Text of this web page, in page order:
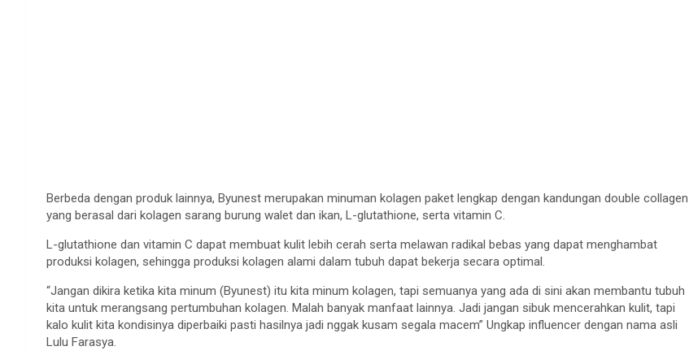
Berbeda dengan produk lainnya, Byunest merupakan minuman kolagen paket lengkap dengan kandungan double collagen
yang berasal dari kolagen sarang burung walet dan ikan, L-glutathione, serta vitamin C.
L-glutathione dan vitamin C dapat membuat kulit lebih cerah serta melawan radikal bebas yang dapat menghambat
produksi kolagen, sehingga produksi kolagen alami dalam tubuh dapat bekerja secara optimal.
“Jangan dikira ketika kita minum (Byunest) itu kita minum kolagen, tapi semuanya yang ada di sini akan membantu tubuh
kita untuk merangsang pertumbuhan kolagen. Malah banyak manfaat lainnya. Jadi jangan sibuk mencerahkan kulit, tapi
kalo kulit kita kondisinya diperbaiki pasti hasilnya jadi nggak kusam segala macem” Ungkap influencer dengan nama asli
Lulu Farasya.